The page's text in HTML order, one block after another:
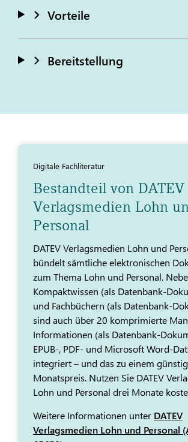
Vorteile
Bereitstellung
Digitale Fachliteratur
Bestandteil von DATEV
Verlagsmedien Lohn
Personal
DATEV Verlagsmedien Lohn und
bündelt sämtliche elektronischen
zum Thema Lohn und Personal.
Kompaktwissen (als Datenbank-
und Fachbüchern (als Datenbank-
sind auch über 20 komprimierte
Informationen (als Datenbank-
EPUB-, PDF- und Microsoft Word-
integriert – und das zu einem
Monatspreis. Nutzen Sie DATEV
Lohn und Personal drei Monate
Weitere Informationen unter DATEV
Verlagsmedien Lohn und Personal